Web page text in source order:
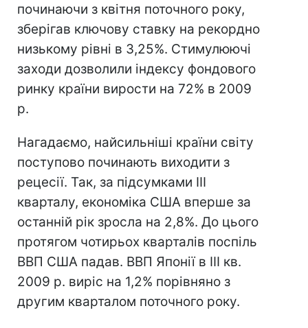
починаючи з квітня поточного року,
зберігав ключову ставку на рекордно
низькому рівні в 3,25%. Стимулюючі
заходи дозволили індексу фондового
ринку країни вирости на 72% в 2009
р.
Нагадаємо, найсильніші країни світу
поступово починають виходити з
рецесії. Так, за підсумками ІІІ
кварталу, економіка США вперше за
останній рік зросла на 2,8%. До цього
протягом чотирьох кварталів поспіль
ВВП США падав. ВВП Японії в ІІІ кв.
2009 р. виріс на 1,2% порівняно з
другим кварталом поточного року.